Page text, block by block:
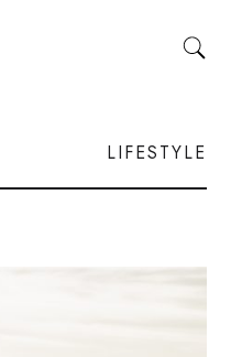
LIFESTYLE